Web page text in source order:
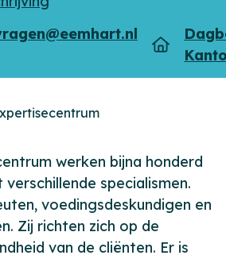
Type
werken bijna honderd
specialismen.
voedingsdeskundigen en
Zij richten zich op de
van de cliënten. Er is